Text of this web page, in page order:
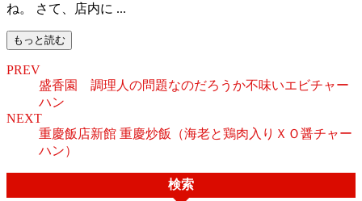
ね。 さて、店内に ...
もっと読む
PREV
盛香園 調理人の問題なのだろうか不味いエビチャー
ハン
NEXT
重慶飯店新館 重慶炒飯（海老と鶏肉入りＸＯ醤チャー
ハン）
検索